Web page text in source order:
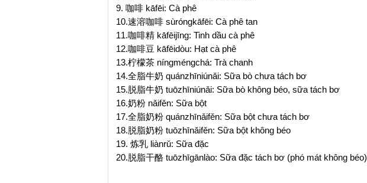
9. 咖啡 kāfēi: Cà phê
10.速溶咖啡 sùróngkāfēi: Cà phê tan
11.咖啡精 kāfēijīng: Tinh dầu cà phê
12.咖啡豆 kāfēidòu: Hạt cà phê
13.柠檬茶 níngméngchá: Trà chanh
14.全脂牛奶 quánzhīniúnǎi: Sữa bò chưa tách bơ
15.脱脂牛奶 tuōzhīniúnǎi: Sữa bò không béo, sữa tách bơ
16.奶粉 nǎifěn: Sữa bột
17.全脂奶粉 quánzhīnǎifěn: Sữa bột chưa tách bơ
18.脱脂奶粉 tuōzhīnǎifěn: Sữa bột không béo
19. 炼乳 liànrǔ: Sữa đặc
20.脱脂干酪 tuōzhīgānlào: Sữa đặc tách bơ (phó mát không béo)